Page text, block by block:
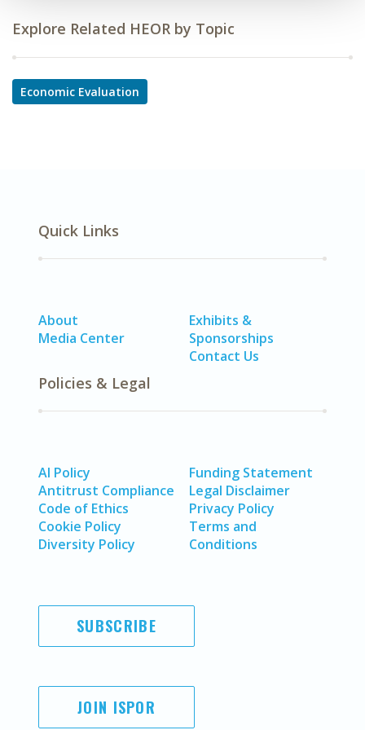
Explore Related HEOR by Topic
Economic Evaluation
Quick Links
About
Media Center
Exhibits &
Sponsorships
Contact Us
Policies & Legal
AI Policy
Antitrust Compliance
Code of Ethics
Cookie Policy
Diversity Policy
Funding Statement
Legal Disclaimer
Privacy Policy
Terms and
Conditions
SUBSCRIBE
JOIN ISPOR